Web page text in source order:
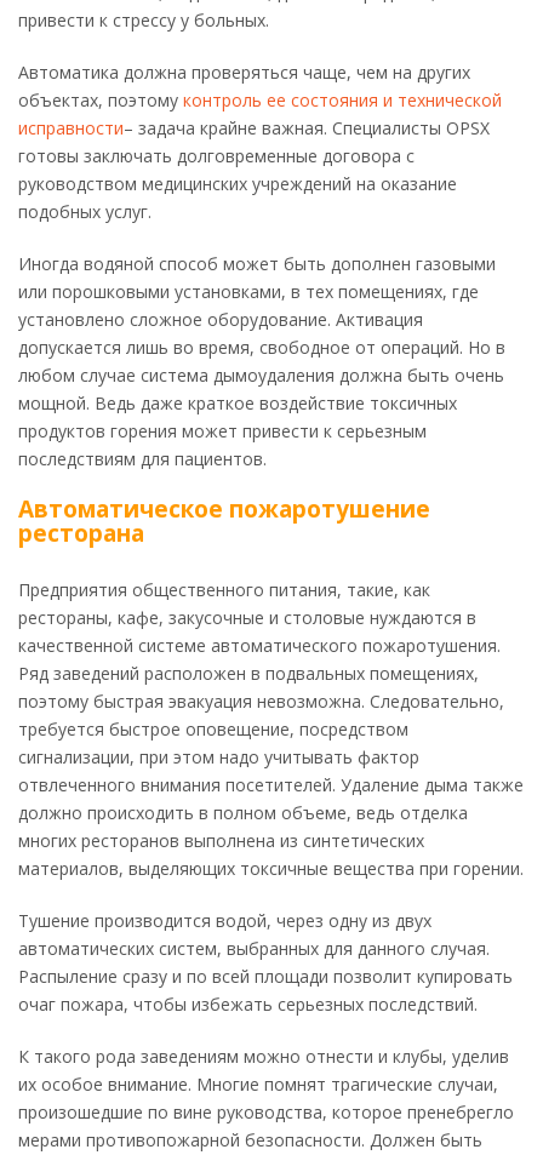
привести к стрессу у больных.
Автоматика должна проверяться чаще, чем на других
объектах, поэтому контроль ее состояния и технической
исправности– задача крайне важная. Специалисты OPSX
готовы заключать долговременные договора с
руководством медицинских учреждений на оказание
подобных услуг.
Иногда водяной способ может быть дополнен газовыми
или порошковыми установками, в тех помещениях, где
установлено сложное оборудование. Активация
допускается лишь во время, свободное от операций. Но в
любом случае система дымоудаления должна быть очень
мощной. Ведь даже краткое воздействие токсичных
продуктов горения может привести к серьезным
последствиям для пациентов.
Автоматическое пожаротушение
ресторана
Предприятия общественного питания, такие, как
рестораны, кафе, закусочные и столовые нуждаются в
качественной системе автоматического пожаротушения.
Ряд заведений расположен в подвальных помещениях,
поэтому быстрая эвакуация невозможна. Следовательно,
требуется быстрое оповещение, посредством
сигнализации, при этом надо учитывать фактор
отвлеченного внимания посетителей. Удаление дыма также
должно происходить в полном объеме, ведь отделка
многих ресторанов выполнена из синтетических
материалов, выделяющих токсичные вещества при горении.
Тушение производится водой, через одну из двух
автоматических систем, выбранных для данного случая.
Распыление сразу и по всей площади позволит купировать
очаг пожара, чтобы избежать серьезных последствий.
К такого рода заведениям можно отнести и клубы, уделив
их особое внимание. Многие помнят трагические случаи,
произошедшие по вине руководства, которое пренебрегло
мерами противопожарной безопасности. Должен быть